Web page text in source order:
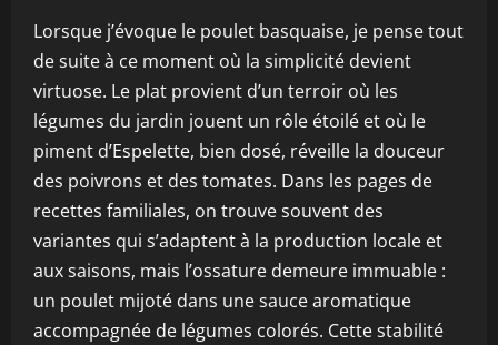
Lorsque j’évoque le poulet basquaise, je pense tout
de suite à ce moment où la simplicité devient
virtuose. Le plat provient d’un terroir où les
légumes du jardin jouent un rôle étoilé et où le
piment d’Espelette, bien dosé, réveille la douceur
des poivrons et des tomates. Dans les pages de
recettes familiales, on trouve souvent des
variantes qui s’adaptent à la production locale et
aux saisons, mais l’ossature demeure immuable :
un poulet mijoté dans une sauce aromatique
accompagnée de légumes colorés. Cette stabilité